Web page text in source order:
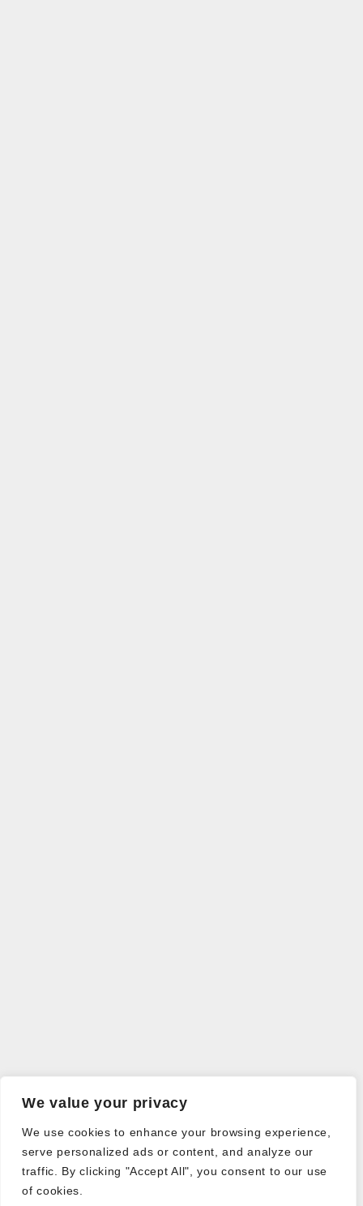
We value your privacy
We use cookies to enhance your browsing experience,
serve personalized ads or content, and analyze our
traffic. By clicking "Accept All", you consent to our use
of cookies.